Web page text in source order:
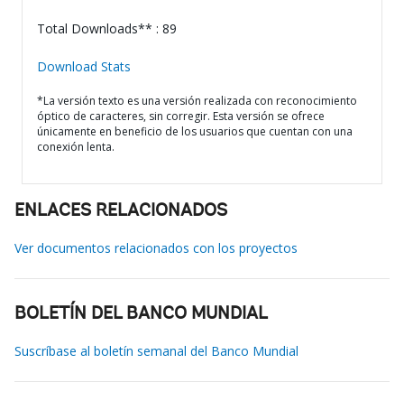
Total Downloads** : 89
Download Stats
*La versión texto es una versión realizada con reconocimiento
óptico de caracteres, sin corregir. Esta versión se ofrece
únicamente en beneficio de los usuarios que cuentan con una
conexión lenta.
ENLACES RELACIONADOS
Ver documentos relacionados con los proyectos
BOLETÍN DEL BANCO MUNDIAL
Suscríbase al boletín semanal del Banco Mundial